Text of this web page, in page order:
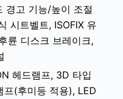
경고 기능/높이 조절
시트벨트, ISOFIX 유
륜 디스크 브레이크,
헤드램프, 3D 타입
프(후미등 적용), LED